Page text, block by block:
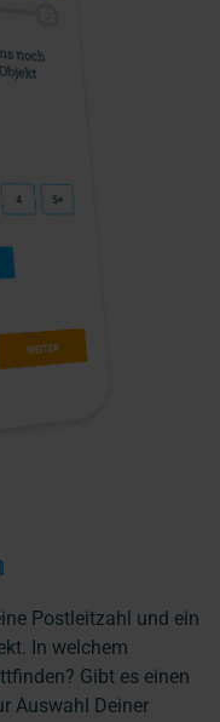
Postleitzahl und ein
In welchem
Gibt es einen
Auswahl Deiner